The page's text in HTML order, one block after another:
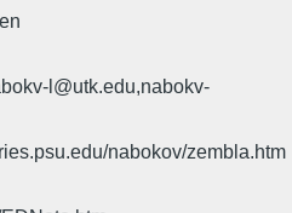
l@utk.edu,nabokv-
nabokov/zembla.htm